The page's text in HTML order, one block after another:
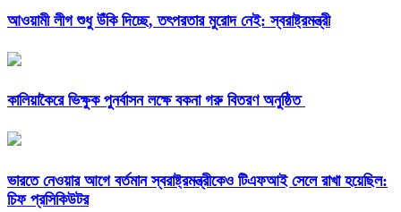
আওয়ামী লীগ শুধু উঁকি দিচ্ছে, তৎপরতার মুরোদ নেই: স্বরাষ্ট্রমন্ত্রী
কালিয়াকৈরে ভিক্ষুক পুনর্বাসন লক্ষে বকনা গরু বিতরণ অনুষ্ঠিত
ভারতে নেওয়ার আগে বর্তমান স্বরাষ্ট্রমন্ত্রীকেও টিএফআই সেলে রাখা হয়েছিল:
চিফ প্রসিকিউটর